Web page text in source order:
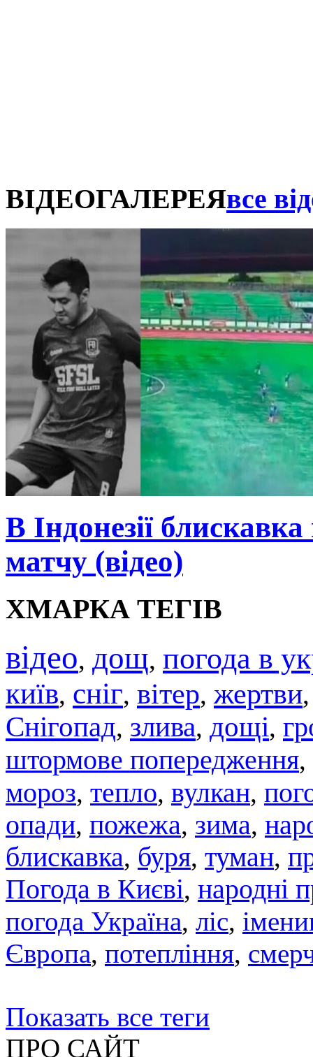
ВІДЕОГАЛЕРЕЯвсе
В Індонезії
матчу (відео)
ХМАРКА ТЕГІВ
відео, дощ, погода в
київ, сніг, вітер, жертви
Снігопад, злива, дощі,
штормове попередження,
мороз, тепло, вулкан,
опади, пожежа, зима,
блискавка, буря, туман,
Погода в Києві, народні
погода Україна, ліс,
Європа, потепління,
Показать все теги
ПРО САЙТ